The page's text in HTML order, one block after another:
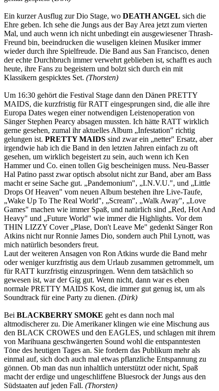
Ein kurzer Ausflug zur Dio Stage, wo DEATH ANGEL sich die
Ehre geben. Ich sehe die Jungs aus der Bay Area jetzt zum vierten
Mal, und auch wenn ich nicht unbedingt ein ausgewiesener Thrash-
Freund bin, beeindrucken die wuseligen kleinen Musiker immer
wieder durch ihre Spielfreude. Die Band aus San Francisco, denen
der echte Durchbruch immer verwehrt geblieben ist, schafft es auch
heute, ihre Fans zu begeistern und bolzt sich durch ein mit
Klassikern gespicktes Set. (Thorsten)
Um 16:30 gehört die Festival Stage dann den Dänen PRETTY
MAIDS, die kurzfristig für RATT eingesprungen sind, die alle ihre
Europa Dates wegen einer notwendigen Leistenoperation von
Sänger Stephen Pearcy absagen mussten. Ich hätte RATT wirklich
gerne gesehen, zumal ihr aktuelles Album „Infestation" richtig
gelungen ist. PRETTY MAIDS sind zwar ein „netter" Ersatz, aber
irgendwie hab ich die Band in den letzten Jahren einfach zu oft
gesehen, um wirklich begeistert zu sein, auch wenn ich Ken
Hammer und Co. einen tollen Gig bescheinigen muss. Neu-Basser
Hal Patino passt zwar optisch absolut nicht zur Band, aber am Bass
macht er seine Sache gut. „Pandemonium", „I.N.V.U.", und „Little
Drops Of Heaven" vom neuen Album bestehen ihre Live-Taufe,
„Wake Up To The Real World", „Scream", „Walk Away", „Love
Games" machen wie immer Spaß, und natürlich sind „Red, Hot And
Heavy" und „Future World" wie immer die Highlights. Vor dem
THIN LIZZY Cover „Plase, Don't Leave Me" gedenkt Sänger Ron
Atkins nicht nur Ronnie James Dio, sondern auch Phil Lynott, was
mich natürlich besonders freut.
Laut der weiteren Ansagen von Ron Atkins wurde die Band mehr
oder weniger kurzfristig aus dem Urlaub zusammen getrommelt, um
für RATT kurzfristig einzuspringen. Wenn dem tatsächlich so
gewesen ist, war der Gig gut. Wenn nicht, dann war es eben
normale PRETTY MAIDS Kost, die immer gut genug ist, um als
Soundtrack für eine Party zu dienen. (Dirk)
Bei BLACKBERRY SMOKE geht es dann noch mal
altmodischerer zu. Die Amerikaner klingen wie eine Mischung aus
den BLACK CROWES und den EAGLES, und schlagen mit ihrem
von Marihuana geschwängerten Sound wohl die entspanntesten
Töne des heutigen Tages an. Sie fordern das Publikum mehr als
einmal auf, sich doch auch mal etwas pflanzliche Entspannung zu
gönnen. Ob man das nun inhaltlich unterstützt oder nicht, Spaß
macht der erdige und ungeschliffene Bluesrock der Jungs aus den
Südstaaten auf jeden Fall. (Thorsten)